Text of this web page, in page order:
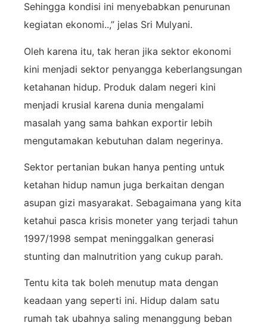
Sehingga kondisi ini menyebabkan penurunan
kegiatan ekonomi..,” jelas Sri Mulyani.
Oleh karena itu, tak heran jika sektor ekonomi
kini menjadi sektor penyangga keberlangsungan
ketahanan hidup. Produk dalam negeri kini
menjadi krusial karena dunia mengalami
masalah yang sama bahkan exportir lebih
mengutamakan kebutuhan dalam negerinya.
Sektor pertanian bukan hanya penting untuk
ketahan hidup namun juga berkaitan dengan
asupan gizi masyarakat. Sebagaimana yang kita
ketahui pasca krisis moneter yang terjadi tahun
1997/1998 sempat meninggalkan generasi
stunting dan malnutrition yang cukup parah.
Tentu kita tak boleh menutup mata dengan
keadaan yang seperti ini. Hidup dalam satu
rumah tak ubahnya saling menanggung beban